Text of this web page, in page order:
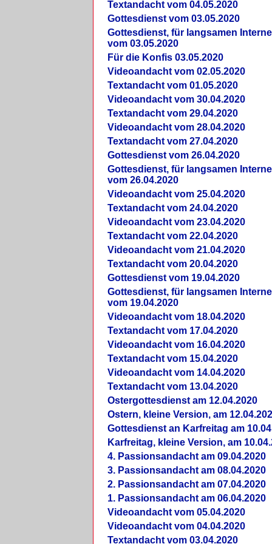
Textandacht vom 04.05.2020
Gottesdienst vom 03.05.2020
Gottesdienst, für langsamen
vom 03.05.2020
Für die Konfis 03.05.2020
Videoandacht vom 02.05.2020
Textandacht vom 01.05.2020
Videoandacht vom 30.04.2020
Textandacht vom 29.04.2020
Videoandacht vom 28.04.2020
Textandacht vom 27.04.2020
Gottesdienst vom 26.04.2020
Gottesdienst, für langsamen
vom 26.04.2020
Videoandacht vom 25.04.2020
Textandacht vom 24.04.2020
Videoandacht vom 23.04.2020
Textandacht vom 22.04.2020
Videoandacht vom 21.04.2020
Textandacht vom 20.04.2020
Gottesdienst vom 19.04.2020
Gottesdienst, für langsamen
vom 19.04.2020
Videoandacht vom 18.04.2020
Textandacht vom 17.04.2020
Videoandacht vom 16.04.2020
Textandacht vom 15.04.2020
Videoandacht vom 14.04.2020
Textandacht vom 13.04.2020
Ostergottesdienst am 12.04.2020
Ostern, kleine Version, am
Gottesdienst an Karfreitag am
Karfreitag, kleine Version, am
4. Passionsandacht am 09.04.2020
3. Passionsandacht am 08.04.2020
2. Passionsandacht am 07.04.2020
1. Passionsandacht am 06.04.2020
Videoandacht vom 05.04.2020
Videoandacht vom 04.04.2020
Textandacht vom 03.04.2020